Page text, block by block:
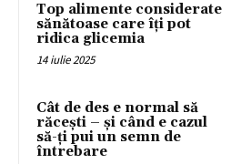
Top alimente considerate
sănătoase care îți pot
ridica glicemia
14 iulie 2025
Cât de des e normal să
răcești – și când e cazul
să-ți pui un semn de
întrebare